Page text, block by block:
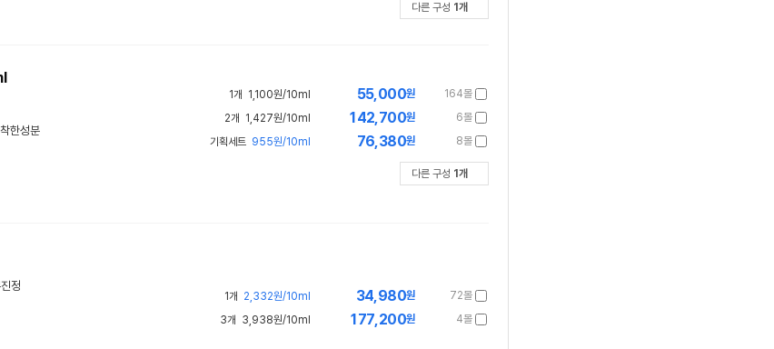
다른 구성 1 개
착한성분
164몰
55,000원
1개
1,100원/10ml
6몰
142,700원
2개
1,427원/10ml
8몰
76,380원
기획세트 955원/10ml
다른 구성 1 개
정
72몰
34,980원
1개
2,332원/10ml
4몰
177,200원
3개 3,938원/10ml